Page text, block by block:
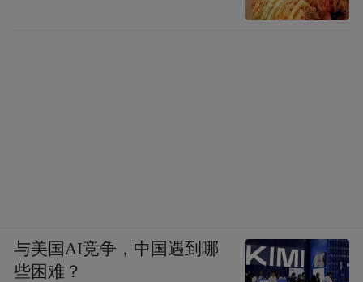
与美国AI竞争，中国遇到哪
些困难？